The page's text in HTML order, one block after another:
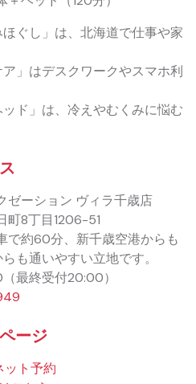
ほぐし」は、北海道で仕事や家
ア」はデスクワークやスマホ利
ッド」は、冷えやむくみに悩む
ゼーション ヴィラ千歳店
町8丁目1206-51
で約60分、新千歳空港からも
も通いやすい立地です。
（最終受付20:00）
ージ
ト予約